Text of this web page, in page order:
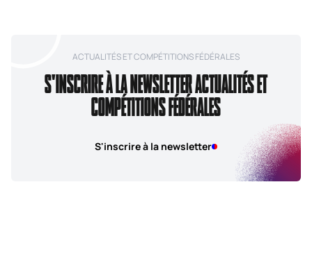
ACTUALITÉS ET COMPÉTITIONS FÉDÉRALES
S'INSCRIRE À LA NEWSLETTER ACTUALITÉS ET
COMPÉTITIONS FÉDÉRALES
S'inscrire à la newsletter